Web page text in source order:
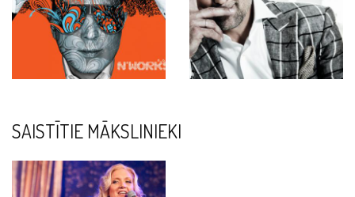
SAISTĪTIE MĀKSLINIEKI